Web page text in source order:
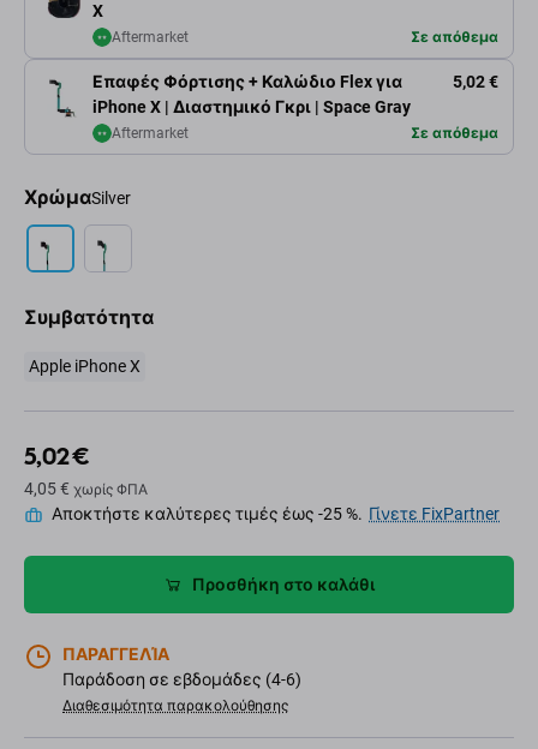
X
Aftermarket Σε απόθεμα
Επαφές Φόρτισης + Καλώδιο Flex για
iPhone X | Διαστημικό Γκρι | Space Gray
5,02 €
Aftermarket Σε απόθεμα
ΧρώμαSilver
Συμβατότητα
Apple iPhone X
5,02 €
4,05 € χωρίς ΦΠΑ
Αποκτήστε καλύτερες τιμές έως -25 %. Γίνετε FixPartner
Προσθήκη στο καλάθι
ΠΑΡΑΓΓΕΛΊΑ
Παράδοση σε εβδομάδες (4-6)
Διαθεσιμότητα παρακολούθησης